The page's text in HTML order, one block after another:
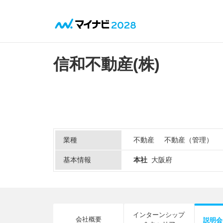
信和不動産(株)
業種 不動産 不動産（管理）
基本情報 本社 大阪府
会社概要
インターンシップ
説明